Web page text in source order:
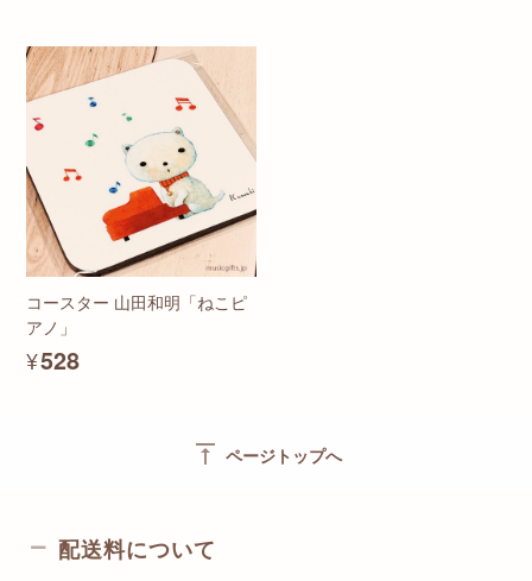
コースター 山田和明「ねこピ
アノ」
¥528
vertical_align_top ページトップへ
配送料について